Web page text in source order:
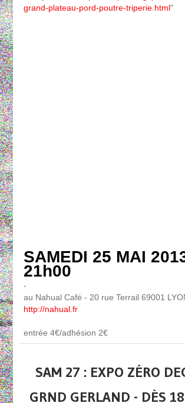
grand-plateau-pord-poutre-triperie.html"
SAMEDI 25 MAI
21h00
-
au Nahual Café - 20 rue Terrail 69001
http://nahual.fr
entrée 4€/adhésion 2€
SAM 27 : EXPO ZÉRO
GRND GERLAND - DÈS 18